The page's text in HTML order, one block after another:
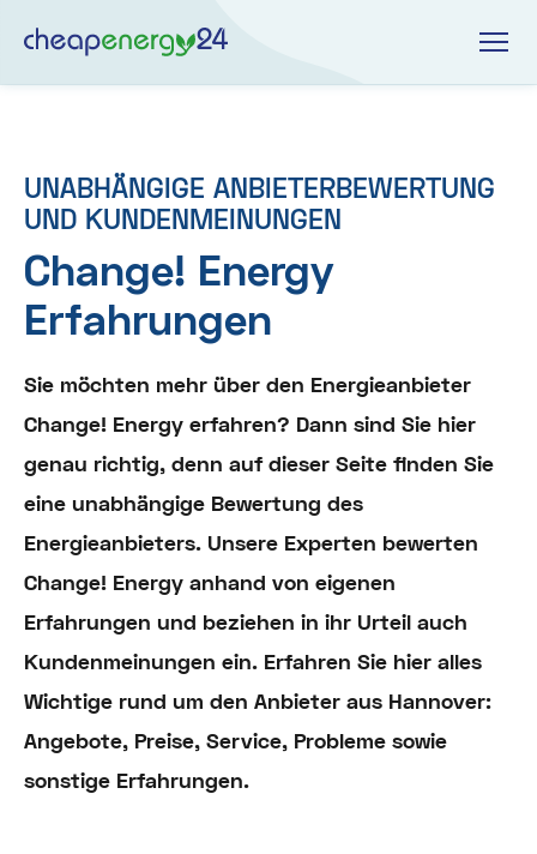
UNABHÄNGIGE ANBIETERBEWERTUNG
UND KUNDENMEINUNGEN
Change! Energy
Erfahrungen
Sie möchten mehr über den Energieanbieter
Change! Energy erfahren? Dann sind Sie hier
genau richtig, denn auf dieser Seite finden Sie
eine unabhängige Bewertung des
Energieanbieters. Unsere Experten bewerten
Change! Energy anhand von eigenen
Erfahrungen und beziehen in ihr Urteil auch
Kundenmeinungen ein. Erfahren Sie hier alles
Wichtige rund um den Anbieter aus Hannover:
Angebote, Preise, Service, Probleme sowie
sonstige Erfahrungen.